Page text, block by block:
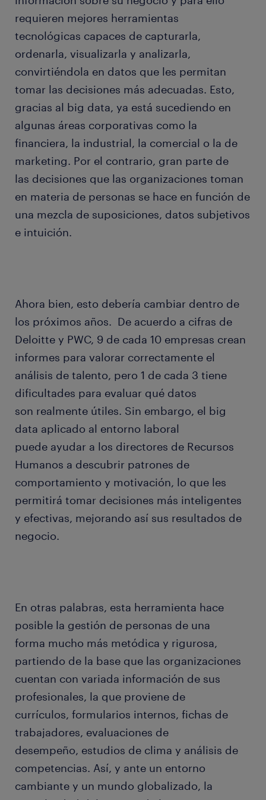
requieren mejores herramientas
tecnológicas capaces de capturarla,
ordenarla, visualizarla y analizarla,
convirtiéndola en datos que les permitan
tomar las decisiones más adecuadas. Esto,
gracias al big data, ya está sucediendo en
algunas áreas corporativas como la
financiera, la industrial, la comercial o la de
marketing. Por el contrario, gran parte de
las decisiones que las organizaciones toman
en materia de personas se hace en función de
una mezcla de suposiciones, datos subjetivos
e intuición.
Ahora bien, esto debería cambiar dentro de
los próximos años. De acuerdo a cifras de
Deloitte y PWC, 9 de cada 10 empresas crean
informes para valorar correctamente el
análisis de talento, pero 1 de cada 3 tiene
dificultades para evaluar qué datos
son realmente útiles. Sin embargo, el big
data aplicado al entorno laboral
puede ayudar a los directores de Recursos
Humanos a descubrir patrones de
comportamiento y motivación, lo que les
permitirá tomar decisiones más inteligentes
y efectivas, mejorando así sus resultados de
negocio.
En otras palabras, esta herramienta hace
posible la gestión de personas de una
forma mucho más metódica y rigurosa,
partiendo de la base que las organizaciones
cuentan con variada información de sus
profesionales, la que proviene de
currículos, formularios internos, fichas de
trabajadores, evaluaciones de
desempeño, estudios de clima y análisis de
competencias. Así, y ante un entorno
cambiante y un mundo globalizado, la